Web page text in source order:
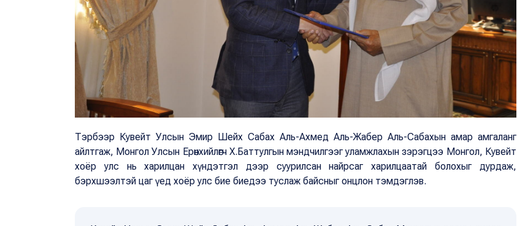
Тэрбээр Кувейт Улсын Эмир Шейх Сабах Аль-Ахмед Аль-Жабер Аль-Сабахын амар амгаланг
айлтгаж, Монгол Улсын Ерөнхийлөгч Х.Баттулгын мэндчилгээг уламжлахын зэрэгцээ Монгол, Кувейт
хоёр улс нь харилцан хүндэтгэл дээр суурилсан найрсаг харилцаатай болохыг дурдаж,
бэрхшээлтэй цаг үед хоёр улс бие биедээ туслаж байсныг онцлон тэмдэглэв.